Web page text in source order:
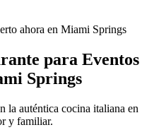
ahora en Miami Springs
para Eventos
Springs
la auténtica cocina italiana en
y familiar.